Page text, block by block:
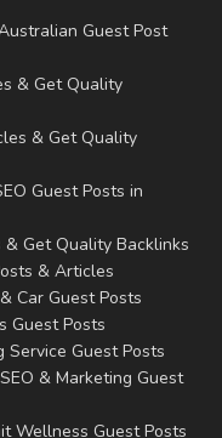
Guest Post
& Get Quality
& Get Quality
Guest Posts in
Get Quality Backlinks
& Articles
Car Guest Posts
Guest Posts
Service Guest Posts
& Marketing Guest
Wellness Guest Posts